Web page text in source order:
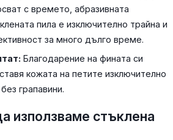
с времето, абразивната
пила е изключително трайна и
за много дълго време.
Благодарение на фината си
кожата на петите изключително
грапавини.
използваме стъклена